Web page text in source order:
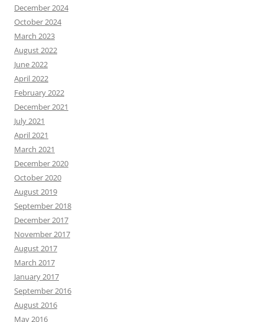
December 2024
October 2024
March 2023
August 2022
June 2022
April 2022
February 2022
December 2021
July 2021
April 2021
March 2021
December 2020
October 2020
August 2019
September 2018
December 2017
November 2017
August 2017
March 2017
January 2017
September 2016
August 2016
May 2016